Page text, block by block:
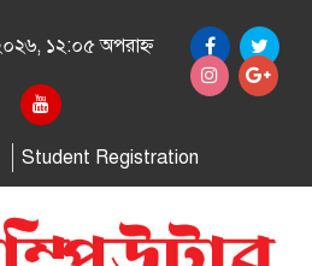
১২:০৫ অপরাহ্ন
Student Registration